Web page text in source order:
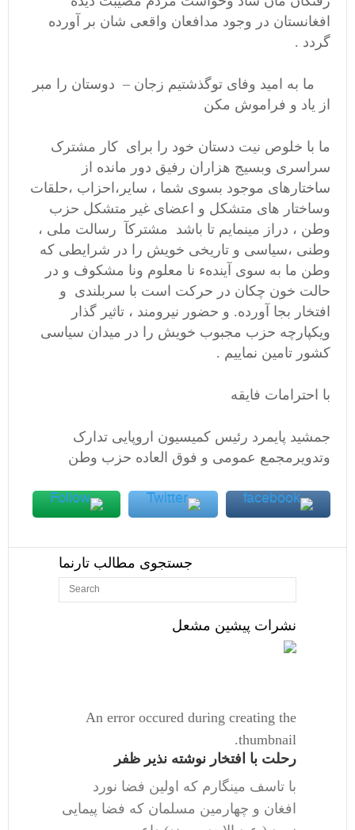
افغانستان در وجود مدافعان واقعی شان بر آورده
گردد .
ما به امید وفای توگذشتیم زجان – دوستان را مبر
از یاد و فراموش مکن
ما با خلوص نیت دستان خود را برای کار مشترک
سراسری وبسیج هزاران رفیق دور مانده از
ساختارهای موجود بسوی شما ، سایر،احزاب ،حلقات
وساختار های متشکل و اعضای غیر متشکل حزب
وطن ، دراز مینمایم تا باشد مشترکآ رسالت ملی ،
وطنی ،سیاسی و تاریخی خویش را در شرایطی که
وطن ما به سوی آیندهء نا معلوم ونا مشکوف و در
حالت خون چکان در حرکت است با سربلندی و
افتخار بجا آورده. و حضور نیرومند ، تاثیر گذار
ویکپارچه حزب مجبوب خویش را در میدان سیاسی
کشور تامین نماییم .
با احترامات فایقه
جمشید پایمرد رئیس کمیسیون اروپایی تدارک
وتدویرمجمع عمومی و فوق العاده حزب وطن
جستجوی مطالب تارنما
نشرات پیشین مشعل
An error occured during creating the
thumbnail.
رحلت با افتخار نوشته نذیر ظفر
با تاسف مینگارم که اولین فضا نورد
افغان و چهارمین مسلمان که فضا پیمایی